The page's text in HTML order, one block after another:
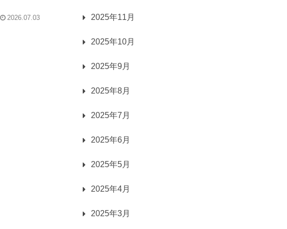
2026.07.03 2025年11月
2025年10月
2025年9月
2025年8月
2025年7月
2025年6月
2025年5月
2025年4月
2025年3月